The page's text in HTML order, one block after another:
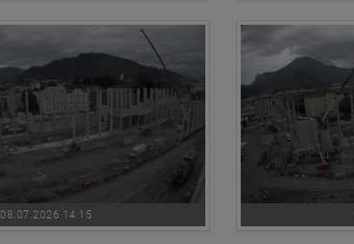
08.07.2026 14:15